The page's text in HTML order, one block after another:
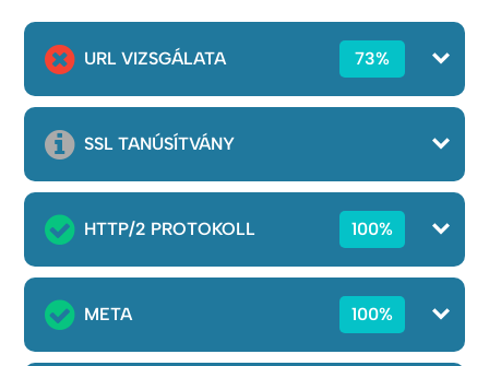
URL VIZSGÁLATA 73%
SSL TANÚSÍTVÁNY
HTTP/2 PROTOKOLL 100%
META 100%